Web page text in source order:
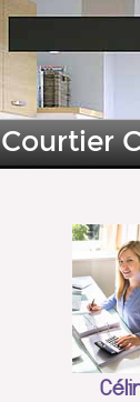
Courtier